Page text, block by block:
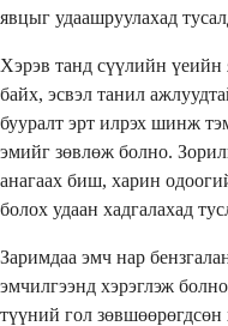
явцыг удаашруулахад
Хэрэв танд сүүлийн үеийн
байх, эсвэл танил
бууралт эрт илрэх шинж
эмийг зөвлөж болно.
анагаах биш, харин
болох удаан хадгалахад
Заримдаа эмч нар
эмчилгээнд хэрэглэж
түүний гол зөвшөөрөгдсөн